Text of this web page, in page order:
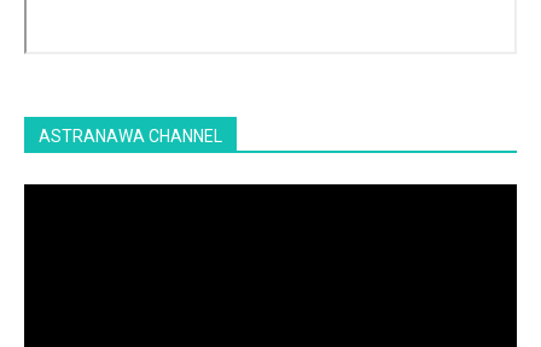
ASTRANAWA CHANNEL